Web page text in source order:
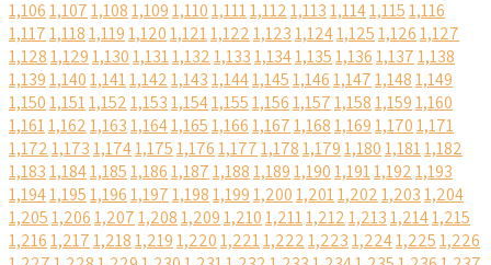
1,1061,1071,1081,1091,1101,1111,1121,1131,1141,1151,116
1,1171,1181,1191,1201,1211,1221,1231,1241,1251,1261,127
1,1281,1291,1301,1311,1321,1331,1341,1351,1361,1371,138
1,1391,1401,1411,1421,1431,1441,1451,1461,1471,1481,149
1,1501,1511,1521,1531,1541,1551,1561,1571,1581,1591,160
1,1611,1621,1631,1641,1651,1661,1671,1681,1691,1701,171
1,1721,1731,1741,1751,1761,1771,1781,1791,1801,1811,182
1,1831,1841,1851,1861,1871,1881,1891,1901,1911,1921,193
1,1941,1951,1961,1971,1981,1991,2001,2011,2021,2031,204
1,2051,2061,2071,2081,2091,2101,2111,2121,2131,2141,215
1,2161,2171,2181,2191,2201,2211,2221,2231,2241,2251,226